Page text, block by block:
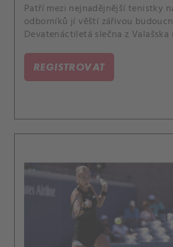
Patří mezi nejnadějnější tenistky
odborníků jí věští zářivou
Devatenáctiletá slečna z
svou hrdinku Serenu Williams.
REGISTROVAT